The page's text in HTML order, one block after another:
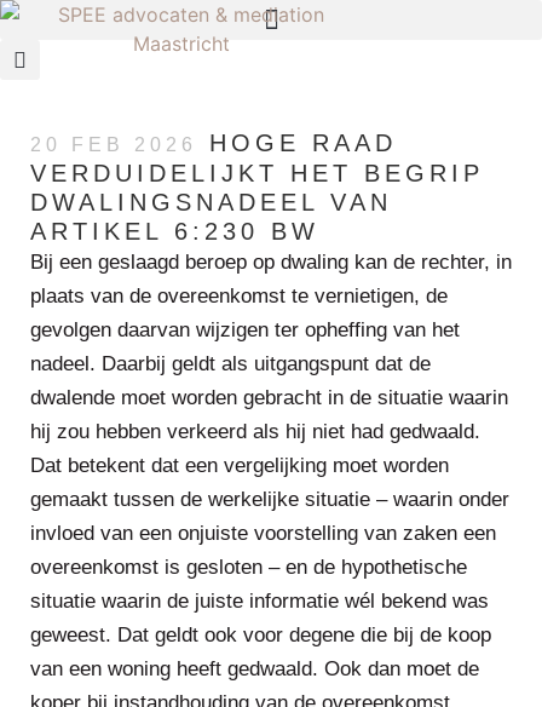
20 FEB 2026
HOGE RAAD
VERDUIDELIJKT HET BEGRIP
DWALINGSNADEEL VAN
ARTIKEL 6:230 BW
Bij een geslaagd beroep op dwaling kan de rechter, in
plaats van de overeenkomst te vernietigen, de
gevolgen daarvan wijzigen ter opheffing van het
nadeel. Daarbij geldt als uitgangspunt dat de
dwalende moet worden gebracht in de situatie waarin
hij zou hebben verkeerd als hij niet had gedwaald.
Dat betekent dat een vergelijking moet worden
gemaakt tussen de werkelijke situatie – waarin onder
invloed van een onjuiste voorstelling van zaken een
overeenkomst is gesloten – en de hypothetische
situatie waarin de juiste informatie wél bekend was
geweest. Dat geldt ook voor degene die bij de koop
van een woning heeft gedwaald. Ook dan moet de